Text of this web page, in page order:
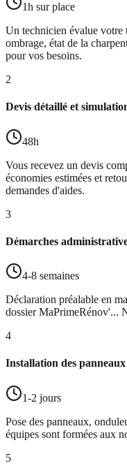
1h sur place
Un technicien évalue
ombrage, état de la
pour vos besoins.
2
Devis détaillé et
48h
Vous recevez un devis
économies estimées et
demandes d'aides.
3
Démarches
4-8 semaines
Déclaration préalable en
dossier MaPrimeRénov'...
4
Installation des panneaux
1-2 jours
Pose des panneaux,
équipes sont formées aux
5